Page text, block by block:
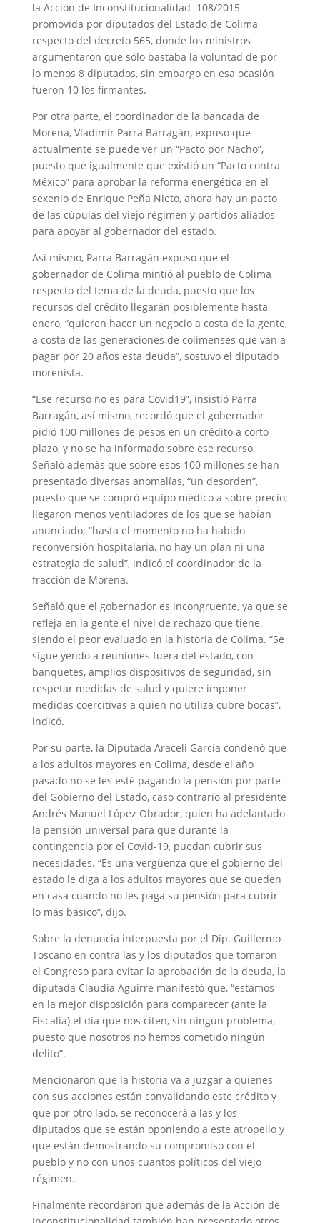
la Acción de Inconstitucionalidad 108/2015
promovida por diputados del Estado de Colima
respecto del decreto 565, donde los ministros
argumentaron que sólo bastaba la voluntad de por
lo menos 8 diputados, sin embargo en esa ocasión
fueron 10 los firmantes.
Por otra parte, el coordinador de la bancada de
Morena, Vladimir Parra Barragán, expuso que
actualmente se puede ver un “Pacto por Nacho”,
puesto que igualmente que existió un “Pacto contra
México” para aprobar la reforma energética en el
sexenio de Enrique Peña Nieto, ahora hay un pacto
de las cúpulas del viejo régimen y partidos aliados
para apoyar al gobernador del estado.
Así mismo, Parra Barragán expuso que el
gobernador de Colima mintió al pueblo de Colima
respecto del tema de la deuda, puesto que los
recursos del crédito llegarán posiblemente hasta
enero, “quieren hacer un negocio a costa de la gente,
a costa de las generaciones de colimenses que van a
pagar por 20 años esta deuda”, sostuvo el diputado
morenista.
“Ese recurso no es para Covid19”, insistió Parra
Barragán, así mismo, recordó que el gobernador
pidió 100 millones de pesos en un crédito a corto
plazo, y no se ha informado sobre ese recurso.
Señaló además que sobre esos 100 millones se han
presentado diversas anomalías, “un desorden”,
puesto que se compró equipo médico a sobre precio;
llegaron menos ventiladores de los que se habían
anunciado; “hasta el momento no ha habido
reconversión hospitalaria, no hay un plan ni una
estrategia de salud”, indicó el coordinador de la
fracción de Morena.
Señaló que el gobernador es incongruente, ya que se
refleja en la gente el nivel de rechazo que tiene,
siendo el peor evaluado en la historia de Colima. “Se
sigue yendo a reuniones fuera del estado, con
banquetes, amplios dispositivos de seguridad, sin
respetar medidas de salud y quiere imponer
medidas coercitivas a quien no utiliza cubre bocas”,
indicó.
Por su parte, la Diputada Araceli García condenó que
a los adultos mayores en Colima, desde el año
pasado no se les esté pagando la pensión por parte
del Gobierno del Estado, caso contrario al presidente
Andrés Manuel López Obrador, quien ha adelantado
la pensión universal para que durante la
contingencia por el Covid-19, puedan cubrir sus
necesidades. “Es una vergüenza que el gobierno del
estado le diga a los adultos mayores que se queden
en casa cuando no les paga su pensión para cubrir
lo más básico”, dijo.
Sobre la denuncia interpuesta por el Dip. Guillermo
Toscano en contra las y los diputados que tomaron
el Congreso para evitar la aprobación de la deuda, la
diputada Claudia Aguirre manifestó que, “estamos
en la mejor disposición para comparecer (ante la
Fiscalía) el día que nos citen, sin ningún problema,
puesto que nosotros no hemos cometido ningún
delito”.
Mencionaron que la historia va a juzgar a quienes
con sus acciones están convalidando este crédito y
que por otro lado, se reconocerá a las y los
diputados que se están oponiendo a este atropello y
que están demostrando su compromiso con el
pueblo y no con unos cuantos políticos del viejo
régimen.
Finalmente recordaron que además de la Acción de